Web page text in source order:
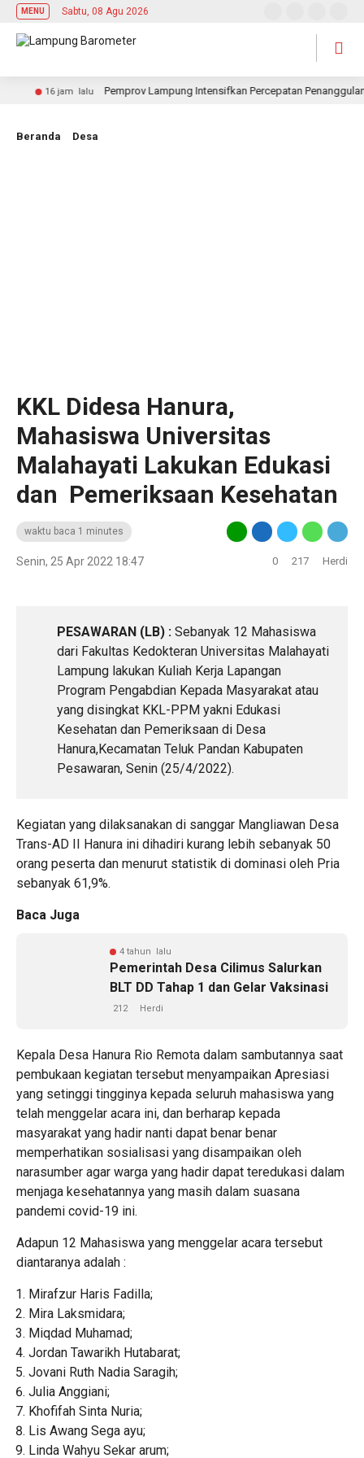
MENU Sabtu, 08 Agu 2026
16 jam lalu Pemprov Lampung Intensifkan Percepatan
Beranda Desa
KKL Didesa Hanura,
Mahasiswa Universitas
Malahayati Lakukan Edukasi
dan Pemeriksaan Kesehatan
waktu baca 1 minutes
Senin, 25 Apr 2022 18:47 0 217 Herdi
PESAWARAN (LB) : Sebanyak 12 Mahasiswa
dari Fakultas Kedokteran Universitas Malahayati
Lampung lakukan Kuliah Kerja Lapangan
Program Pengabdian Kepada Masyarakat atau
yang disingkat KKL-PPM yakni Edukasi
Kesehatan dan Pemeriksaan di Desa
Hanura,Kecamatan Teluk Pandan Kabupaten
Pesawaran, Senin (25/4/2022).
Kegiatan yang dilaksanakan di sanggar Mangliawan Desa
Trans-AD II Hanura ini dihadiri kurang lebih sebanyak 50
orang peserta dan menurut statistik di dominasi oleh Pria
sebanyak 61,9%.
Baca Juga
4 tahun lalu
Pemerintah Desa Cilimus Salurkan
BLT DD Tahap 1 dan Gelar Vaksinasi
212 Herdi
Kepala Desa Hanura Rio Remota dalam sambutannya saat
pembukaan kegiatan tersebut menyampaikan Apresiasi
yang setinggi tingginya kepada seluruh mahasiswa yang
telah menggelar acara ini, dan berharap kepada
masyarakat yang hadir nanti dapat benar benar
memperhatikan sosialisasi yang disampaikan oleh
narasumber agar warga yang hadir dapat teredukasi dalam
menjaga kesehatannya yang masih dalam suasana
pandemi covid-19 ini.
Adapun 12 Mahasiswa yang menggelar acara tersebut
diantaranya adalah :
Mirafzur Haris Fadilla;
Mira Laksmidara;
Miqdad Muhamad;
Jordan Tawarikh Hutabarat;
Jovani Ruth Nadia Saragih;
Julia Anggiani;
Khofifah Sinta Nuria;
Lis Awang Sega ayu;
Linda Wahyu Sekar arum;